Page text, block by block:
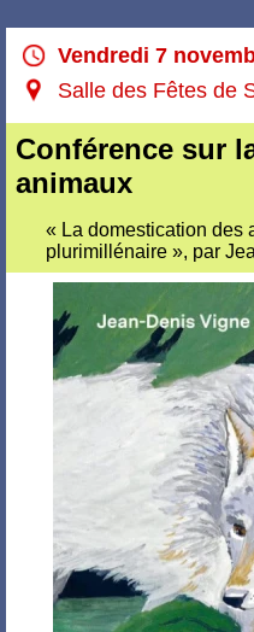
Vendredi 7
Salle des Fêtes de
Conférence sur
animaux
« La domestication des
plurimillénaire », par